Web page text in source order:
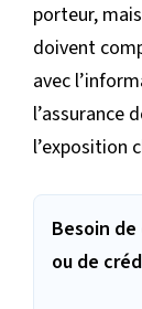
porteur,
doivent
avec
l’assurance
l’exposition
Besoin
ou de